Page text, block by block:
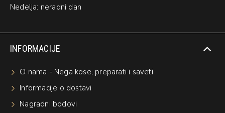
Nedelja: neradni dan
INFORMACIJE
O nama - Nega kose, preparati i saveti
Informacije o dostavi
Nagradni bodovi